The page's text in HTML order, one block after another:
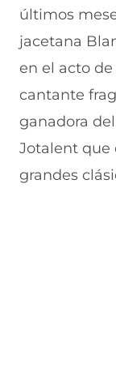
e
t
a
a
v
n
t
n
)
)
últimos
jacetana
en el acto
cantante
ganadora
Jotalent que
grandes